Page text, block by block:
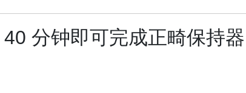
分钟即可完成正畸保持器